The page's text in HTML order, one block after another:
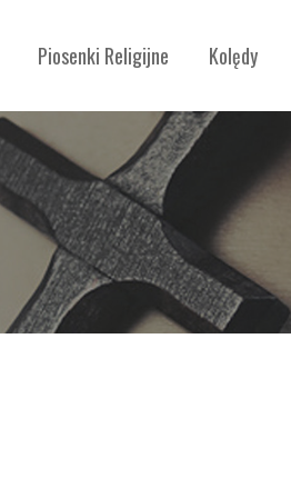
Piosenki Religijne Kolędy